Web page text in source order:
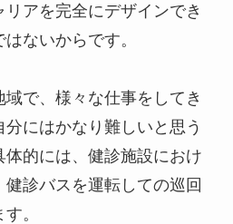
アを完全にデザインでき
ないからです。
で、様々な仕事をしてき
にはかなり難しいと思う
的には、健診施設におけ
診バスを運転しての巡回
。